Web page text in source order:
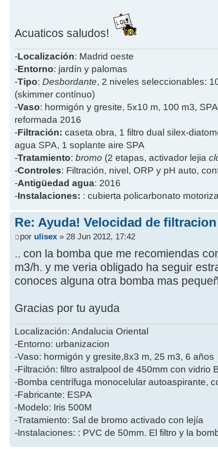
Acuaticos saludos!
-Localización: Madrid oeste
-Entorno: jardín y palomas
-Tipo: Desbordante, 2 niveles seleccionables:
(skimmer contínuo)
-Vaso: hormigón y gresite, 5x10 m, 100 m3,
reformada 2016
-Filtración: caseta obra, 1 filtro dual silex-
agua SPA, 1 soplante aire SPA
-Tratamiento: bromo (2 etapas, activador lejia
-Controles: Filtración, nivel, ORP y pH auto,
-Antigüedad agua: 2016
-Instalaciones: : cubierta policarbonato
Re: Ayuda! Velocidad de
por ulisex » 28 Jun 2012, 17:42
.. con la bomba que me recomiendas
m3/h. y me veria obligado ha seguir
conoces alguna otra bomba mas
Gracias por tu ayuda
Localización: Andalucia Oriental
-Entorno: urbanizacion
-Vaso: hormigón y gresite,8x3 m, 25 m3, 6 años
-Filtración: filtro astralpool de 450mm con vidrio
-Bomba centrífuga monocelular autoaspirante,
-Fabricante: ESPA
-Modelo: Iris 500M
-Tratamiento: Sal de bromo activado con lejía
-Instalaciones: : PVC de 50mm. El filtro y la